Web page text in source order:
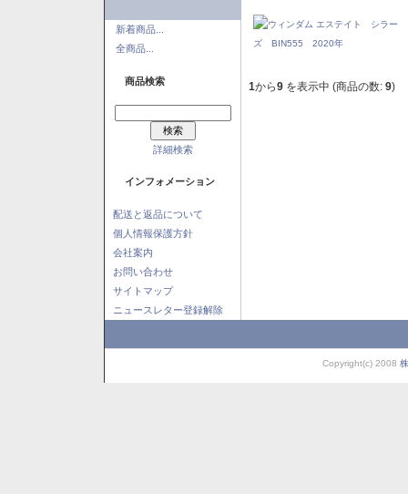
新着商品...
全商品...
商品検索
詳細検索
インフォメーション
配送と返品について
個人情報保護方針
会社案内
お問い合わせ
サイトマップ
ニュースレター登録解除
1から9 を表示中 (商品の数: 9)
Copyright(c) 2008